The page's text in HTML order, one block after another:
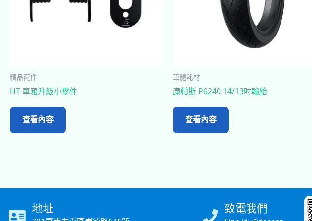
精品配件
HT 車廂升級小零件
查看內容
車體耗材
康帕斯 P6240 14/13吋輪胎
查看內容
地址 致電我們